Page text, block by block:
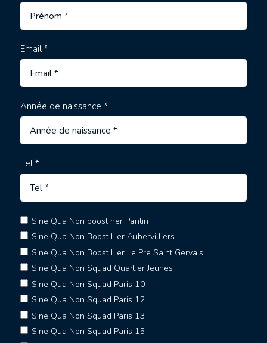
Email *
Année de naissance *
Tel *
Sine Qua Non boost her Pantin
Sine Qua Non Boost Her Aubervilliers
Sine Qua Non Boost Her Le Pre Saint Gervais
Sine Qua Non Squad Quartier Jeunes
Sine Qua Non Squad Paris 10
Sine Qua Non Squad Paris 12
Sine Qua Non Squad Paris 13
Sine Qua Non Squad Paris 15